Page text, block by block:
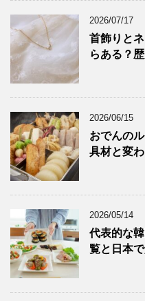
2026/07/17
首飾りと
らある？
2026/06/15
おでんの
具材と変
2026/05/14
代表的な
覧と日本